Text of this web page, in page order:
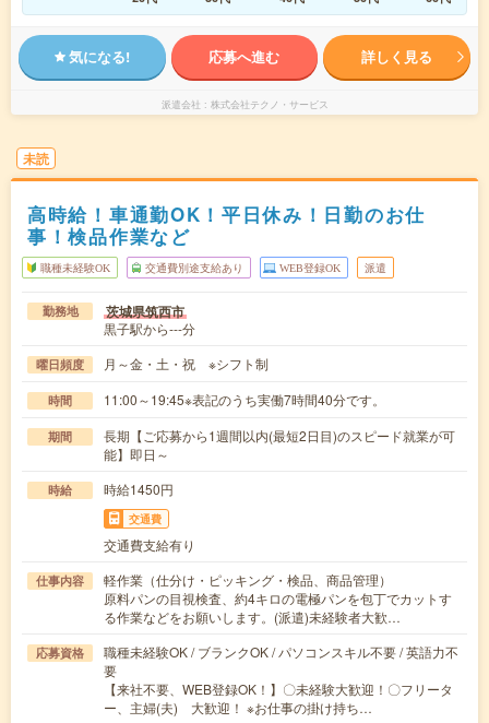
気になる! 応募へ進む 詳しく見る
派遣会社 株式会社テクノ・サービス
未読
高時給！車通勤OK！平日休み！日勤のお仕
事！検品作業など
職種未経験OK 交通費別途支給あり WEB登録OK 派遣
勤務地 茨城県筑西市
黒子駅から---分
曜日頻度 月～金・土・祝 ※シフト制
時間 11:00～19:45※表記のうち実働7時間40分です。
期間
長期【ご応募から1週間以内(最短2日目)のスピード就業が可
能】即日～
時給 時給1450円
交通費
交通費支給有り
仕事内容
軽作業（仕分け・ピッキング・検品、商品管理）
原料パンの目視検査、約4キロの電極パンを包丁でカットす
る作業などをお願いします。(派遣)未経験者大歓…
応募資格
職種未経験OK / ブランクOK / パソコンスキル不要 / 英語力不
要
【来社不要、WEB登録OK！】〇未経験大歓迎！〇フリータ
ー、主婦(夫) 大歓迎！ ※お仕事の掛け持ち…